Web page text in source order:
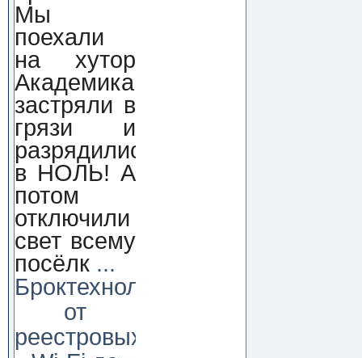
Мы
поехали
на хутор
Академика,
застряли в
грязи и
разрядились
в НОЛЬ! А
потом
отключили
свет всему
посёлк ...
Броктехнолоджи:
от
реестровых